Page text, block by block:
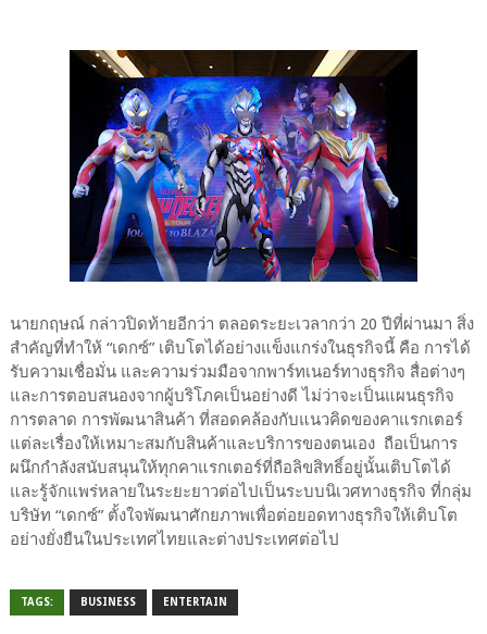
นายกฤษณ์ กล่าวปิดท้ายอีกว่า ตลอดระยะเวลากว่า 20 ปีที่ผ่านมา สิ่ง
สำคัญที่ทำให้ “เดกซ์” เติบโตได้อย่างแข็งแกร่งในธุรกิจนี้ คือ การได้
รับความเชื่อมั่น และความร่วมมือจากพาร์ทเนอร์ทางธุรกิจ สื่อต่างๆ
และการตอบสนองจากผู้บริโภคเป็นอย่างดี ไม่ว่าจะเป็นแผนธุรกิจ
การตลาด การพัฒนาสินค้า ที่สอดคล้องกับแนวคิดของคาแรกเตอร์
แต่ละเรื่องให้เหมาะสมกับสินค้าและบริการของตนเอง ถือเป็นการ
ผนึกกำลังสนับสนุนให้ทุกคาแรกเตอร์ที่ถือลิขสิทธิ์อยู่นั้นเติบโตได้
และรู้จักแพร่หลายในระยะยาวต่อไป​เป็นระบบนิเวศทางธุรกิจ ที่กลุ่ม
บริษัท “เดกซ์” ตั้งใจพัฒนาศักยภาพเพื่อต่อยอดทางธุรกิจให้เติบโต
อย่างยั่งยืนในประเทศไทยและต่างประเทศต่อไป
TAGS: BUSINESS ENTERTAIN